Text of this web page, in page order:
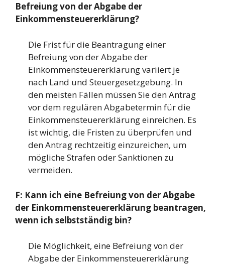
Befreiung von der Abgabe der
Einkommensteuererklärung?
Die Frist für die Beantragung einer
Befreiung von der Abgabe der
Einkommensteuererklärung variiert je
nach Land und Steuergesetzgebung. In
den meisten Fällen müssen Sie den Antrag
vor dem regulären Abgabetermin für die
Einkommensteuererklärung einreichen. Es
ist wichtig, die Fristen zu überprüfen und
den Antrag rechtzeitig einzureichen, um
mögliche Strafen oder Sanktionen zu
vermeiden.
F: Kann ich eine Befreiung von der Abgabe
der Einkommensteuererklärung beantragen,
wenn ich selbstständig bin?
Die Möglichkeit, eine Befreiung von der
Abgabe der Einkommensteuererklärung